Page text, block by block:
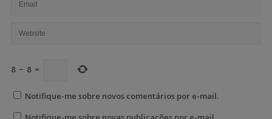
8 − 8 =
Notifique-me sobre novos comentários por e-mail.